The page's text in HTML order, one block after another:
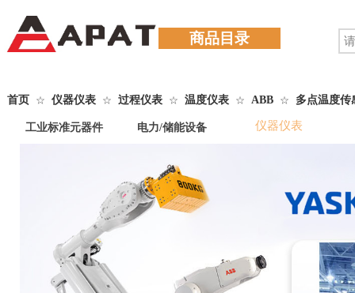
首页 ☆ 仪器仪表 ☆ 过程仪表 ☆ 温度仪表 ☆ ABB ☆ 多点温度传
工业标准元器件 电力/储能设备 仪器仪表
商品目录